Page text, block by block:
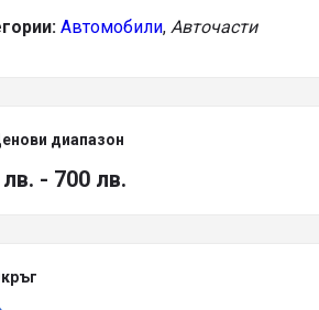
Автомобили, Авточасти
диапазон
- 700 лв.